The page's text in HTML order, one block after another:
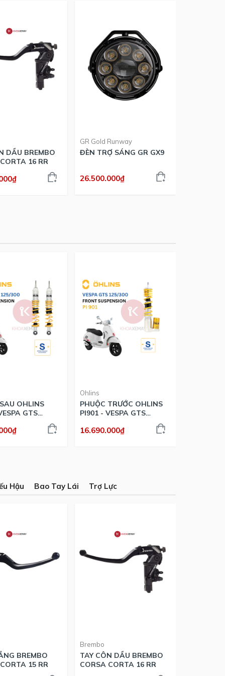
DẦU BREMBO
16 RR
GR Gold Runway
ĐÈN TRỢ SÁNG GR GX9
26.500.000₫
OHLINS
GTS
Ohlins
PHUỘC TRƯỚC OHLINS
PI901 - VESPA GTS
16.690.000₫
Hậu Bao Tay Lái Trợ Lực
BREMBO
15 RR
Brembo
TAY CÔN DẦU BREMBO
CORSA CORTA 16 RR